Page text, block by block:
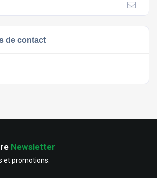
de contact
Newsletter
et promotions.